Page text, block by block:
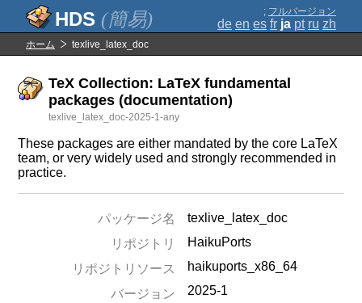
(簡易) ; フルバージョン
de en es fr ja pt ru zh
ホーム texlive_latex_doc
TeX Collection: LaTeX fundamental
packages (documentation)
texlive_latex_doc-2025-1-any
These packages are either mandated by the core LaTeX
team, or very widely used and strongly recommended in
practice.
パッケージ名
texlive_latex_doc
リポジトリ
HaikuPorts
リポジトリソース
haikuports_x86_64
バージョン
2025-1